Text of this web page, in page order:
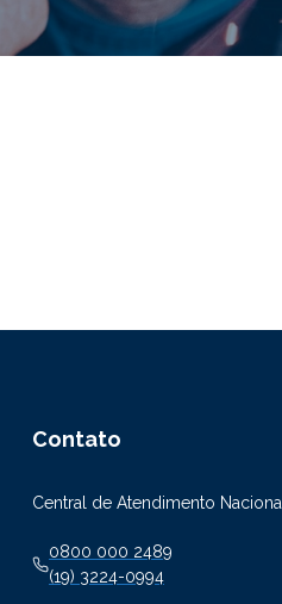
Contato
Central de Atendimento Nacional
0800 000 2489
(19) 3224-0994